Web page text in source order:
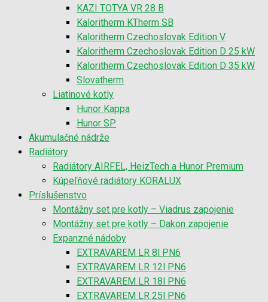
KAZI TOTYA VR 28 B
Kaloritherm KTherm SB
Kaloritherm Czechoslovak Edition V
Kaloritherm Czechoslovak Edition D 25 kW
Kaloritherm Czechoslovak Edition D 35 kW
Slovatherm
Liatinové kotly
Hunor Kappa
Hunor SP
Akumulačné nádrže
Radiátory
Radiátory AIRFEL, HeizTech a Hunor Premium
Kúpeľňové radiátory KORALUX
Príslušenstvo
Montážny set pre kotly – Viadrus zapojenie
Montážny set pre kotly – Dakon zapojenie
Expanzné nádoby
EXTRAVAREM LR 8l PN6
EXTRAVAREM LR 12l PN6
EXTRAVAREM LR 18l PN6
EXTRAVAREM LR 25l PN6